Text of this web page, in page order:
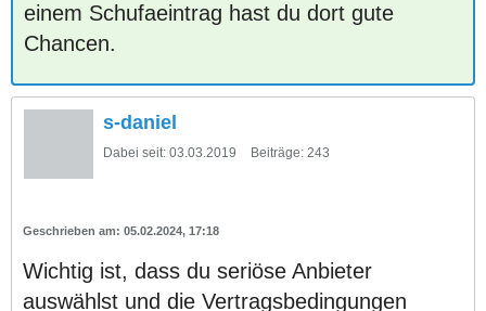
einem Schufaeintrag hast du dort gute
Chancen.
s-daniel
Dabei seit: 03.03.2019 Beiträge: 243
05.02.2024, 17:18
Wichtig ist, dass du seriöse Anbieter
auswählst und die Vertragsbedingungen